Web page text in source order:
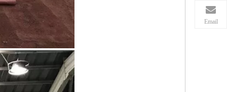
Email